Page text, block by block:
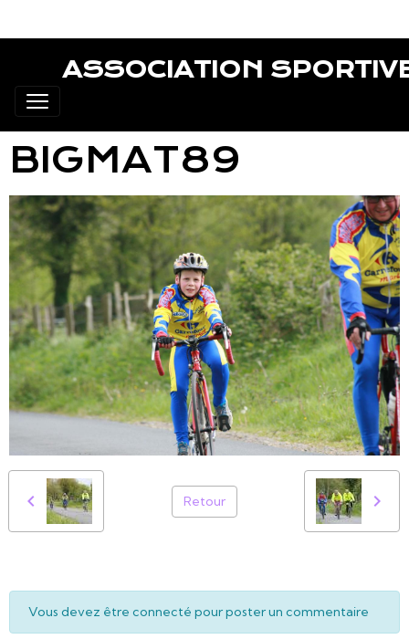
ASSOCIATION
BIGMAT89
Retour
Vous devez être connecté pour poster un commentaire